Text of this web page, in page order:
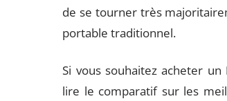
de se tourner très
portable traditionnel.
Si vous souhaitez acheter
lire le comparatif sur les